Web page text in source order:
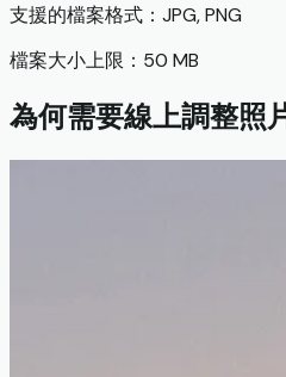
支援的檔案格式：JPG, PNG
檔案大小上限：50 MB
為何需要線上調整照